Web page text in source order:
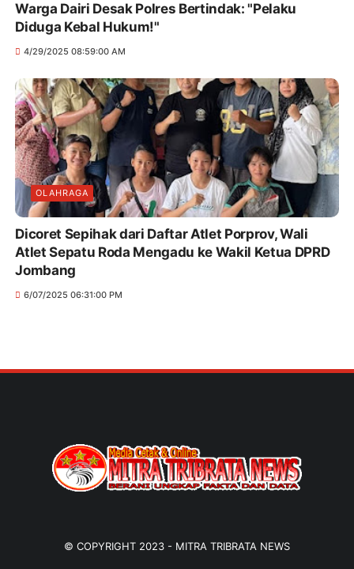
Warga Dairi Desak Polres Bertindak: "Pelaku
Diduga Kebal Hukum!"
4/29/2025 08:59:00 AM
OLAHRAGA
Dicoret Sepihak dari Daftar Atlet Porprov, Wali
Atlet Sepatu Roda Mengadu ke Wakil Ketua DPRD
Jombang
6/07/2025 06:31:00 PM
© COPYRIGHT 2023 - MITRA TRIBRATA NEWS